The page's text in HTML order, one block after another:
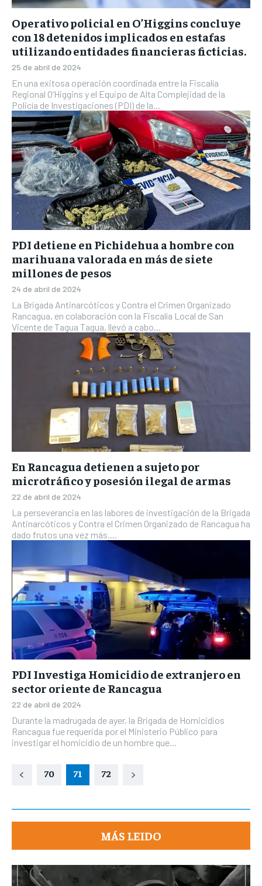
Operativo policial en O’Higgins concluye
con 18 detenidos implicados en estafas
utilizando entidades financieras ficticias.
25 de abril de 2024
En una exitosa operación coordinada entre la Fiscalía
Regional O’Higgins y el Equipo de Alta Complejidad de la
Policía de Investigaciones (PDI) de la...
PDI detiene en Pichidehua a hombre con
marihuana valorada en más de siete
millones de pesos
24 de abril de 2024
La Brigada Antinarcóticos y Contra el Crimen Organizado
Rancagua, en colaboración con la Fiscalía Local de San
Vicente de Tagua Tagua, llevó a cabo...
En Rancagua detienen a sujeto por
microtráfico y posesión ilegal de armas
22 de abril de 2024
La perseverancia en las labores de investigación de la Brigada
Antinarcóticos y Contra el Crimen Organizado de Rancagua ha
dado frutos una vez más....
PDI Investiga Homicidio de extranjero en
sector oriente de Rancagua
22 de abril de 2024
Durante la madrugada de ayer, la Brigada de Homicidios
Rancagua fue requerida por el Ministerio Público para
investigar el homicidio de un hombre que...
70 71 72
MÁS LEIDO